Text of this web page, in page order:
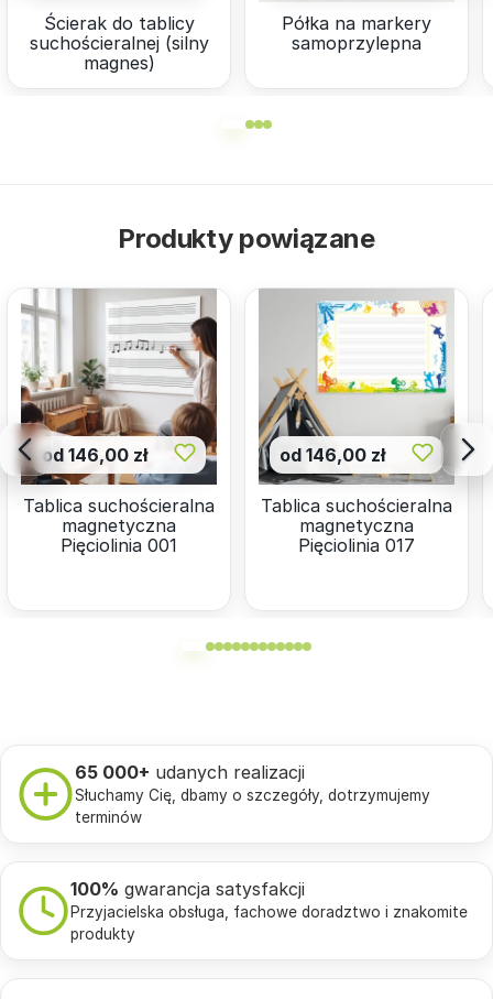
Ścierak do tablicy
suchościeralnej (silny
magnes)
Półka na markery
samoprzylepna
Produkty powiązane
od 146,00 zł
Tablica suchościeralna
magnetyczna
Pięciolinia 001
od 146,00 zł
Tablica suchościeralna
magnetyczna
Pięciolinia 017
65 000+ udanych realizacji
Słuchamy Cię, dbamy o szczegóły, dotrzymujemy
terminów
100% gwarancja satysfakcji
Przyjacielska obsługa, fachowe doradztwo i znakomite
produkty